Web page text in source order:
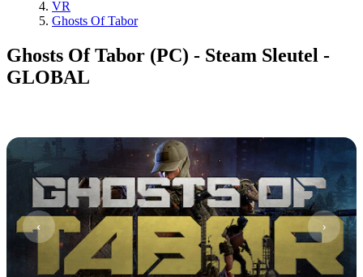
VR
Ghosts Of Tabor
Ghosts Of Tabor (PC) - Steam Sleutel -
GLOBAL